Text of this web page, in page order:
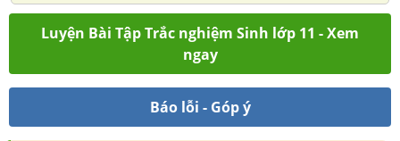
Luyện Bài Tập Trắc nghiệm Sinh lớp 11 - Xem
ngay
Báo lỗi - Góp ý